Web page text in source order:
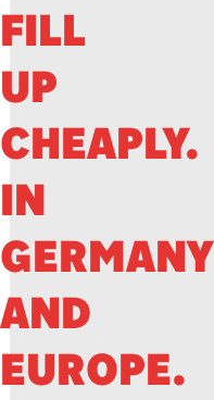
FILL
UP
CHEAPLY.
IN
GERMANY
AND
EUROPE.